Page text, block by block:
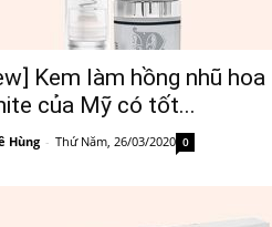
Kem làm hồng nhũ hoa
của Mỹ có tốt...
Hùng - Thứ Năm, 26/03/2020 0